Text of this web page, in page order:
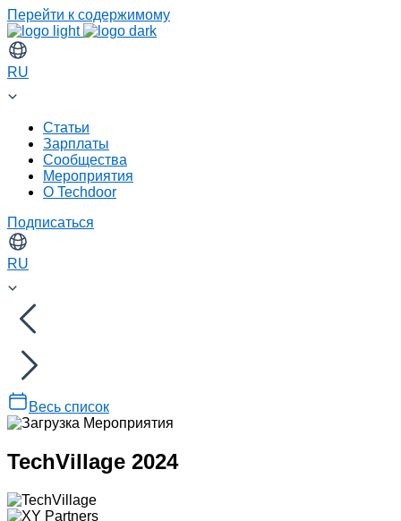
Перейти к содержимому
RU
Статьи
Зарплаты
Сообщества
Мероприятия
О Techdoor
Подписаться
RU
Весь список
TechVillage 2024